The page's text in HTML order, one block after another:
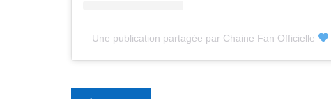
Une publication partagée par Chaine Fan Officielle